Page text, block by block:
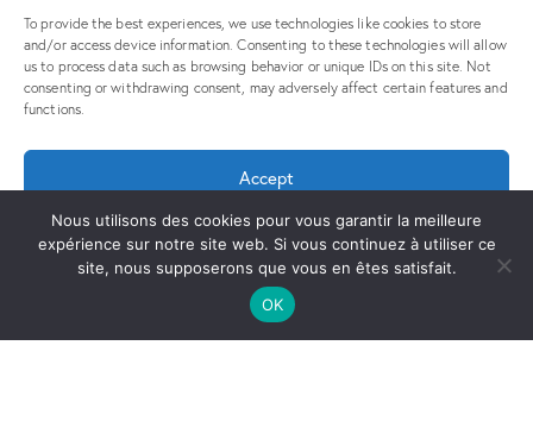
To provide the best experiences, we use technologies like cookies to store
and/or access device information. Consenting to these technologies will allow
us to process data such as browsing behavior or unique IDs on this site. Not
consenting or withdrawing consent, may adversely affect certain features and
functions.
Accept
Deny
View preferences
Fermeture estivale :
Du 02 au 24 août 2025
Adresse :
ZA de la grande Ile
1040 rue Guynemer
38190 Villard-Bonnot
Nous contacter :
Nos activités :
- Assemblage
électronique
mécanique
Nous utilisons des cookies pour vous garantir la meilleure
expérience sur notre site web. Si vous continuez à utiliser ce
site, nous supposerons que vous en êtes satisfait.
OK